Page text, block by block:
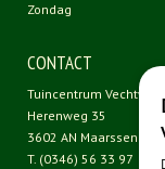
Zondag
CONTACT
Tuincentrum
Herenweg 35
3602 AN Maarssen
T. (0346) 56 33 97